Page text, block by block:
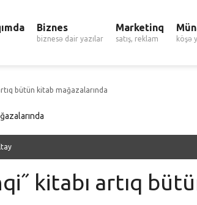
Biznes
biznesə dair yazılar
Marketinq
satış, reklam köşə
bütün kitab mağazalarında
kitabı artıq